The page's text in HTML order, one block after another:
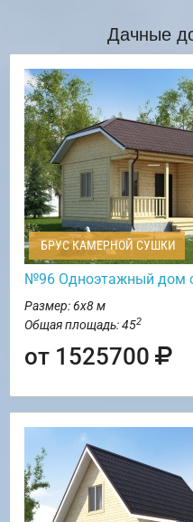
Дачные
БРУС КАМЕРНОЙ СУШКИ
№96 Одноэтажный дом
Размер: 6х8 м
Общая площадь: 452
от 1525700